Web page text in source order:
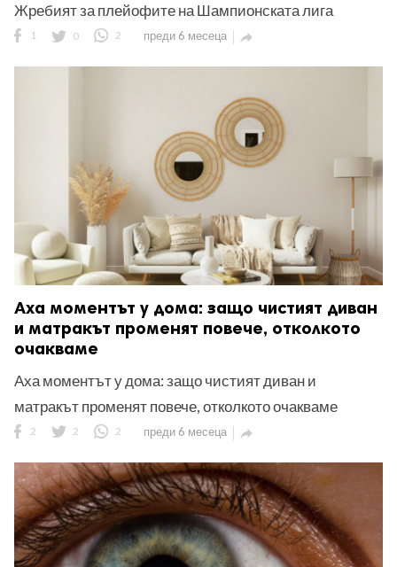
Жребият за плейофите на Шампионската лига
1 0 2 преди 6 месеца 
Аха моментът у дома: защо чистият диван
и матракът променят повече, отколкото
очакваме
Аха моментът у дома: защо чистият диван и
матракът променят повече, отколкото очакваме
2 2 2 преди 6 месеца 